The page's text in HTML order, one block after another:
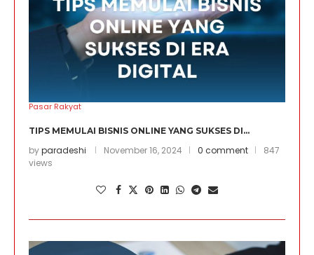
Pasar Rakyat
TIPS MEMULAI BISNIS ONLINE YANG SUKSES DI...
byparadeshi November 16, 2024 0 comment
847
views